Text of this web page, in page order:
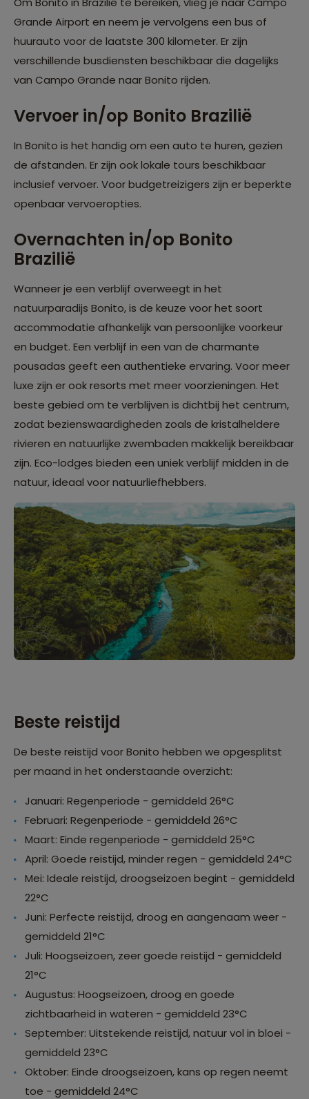
Grande Airport en neem je vervolgens een bus of
huurauto voor de laatste 300 kilometer. Er zijn
verschillende busdiensten beschikbaar die dagelijks
van Campo Grande naar Bonito rijden.
Vervoer in/op Bonito Brazilië
In Bonito is het handig om een auto te huren, gezien
de afstanden. Er zijn ook lokale tours beschikbaar
inclusief vervoer. Voor budgetreizigers zijn er beperkte
openbaar vervoeropties.
Overnachten in/op Bonito
Brazilië
Wanneer je een verblijf overweegt in het
natuurparadijs Bonito, is de keuze voor het soort
accommodatie afhankelijk van persoonlijke voorkeur
en budget. Een verblijf in een van de charmante
pousadas geeft een authentieke ervaring. Voor meer
luxe zijn er ook resorts met meer voorzieningen. Het
beste gebied om te verblijven is dichtbij het centrum,
zodat bezienswaardigheden zoals de kristalheldere
rivieren en natuurlijke zwembaden makkelijk bereikbaar
zijn. Eco-lodges bieden een uniek verblijf midden in de
natuur, ideaal voor natuurliefhebbers.
Beste reistijd
De beste reistijd voor Bonito hebben we opgesplitst
per maand in het onderstaande overzicht:
Januari: Regenperiode - gemiddeld 26°C
Februari: Regenperiode - gemiddeld 26°C
Maart: Einde regenperiode - gemiddeld 25°C
April: Goede reistijd, minder regen - gemiddeld 24°C
Mei: Ideale reistijd, droogseizoen begint - gemiddeld
22°C
Juni: Perfecte reistijd, droog en aangenaam weer -
gemiddeld 21°C
Juli: Hoogseizoen, zeer goede reistijd - gemiddeld
21°C
Augustus: Hoogseizoen, droog en goede
zichtbaarheid in wateren - gemiddeld 23°C
September: Uitstekende reistijd, natuur vol in bloei -
gemiddeld 23°C
Oktober: Einde droogseizoen, kans op regen neemt
toe - gemiddeld 24°C